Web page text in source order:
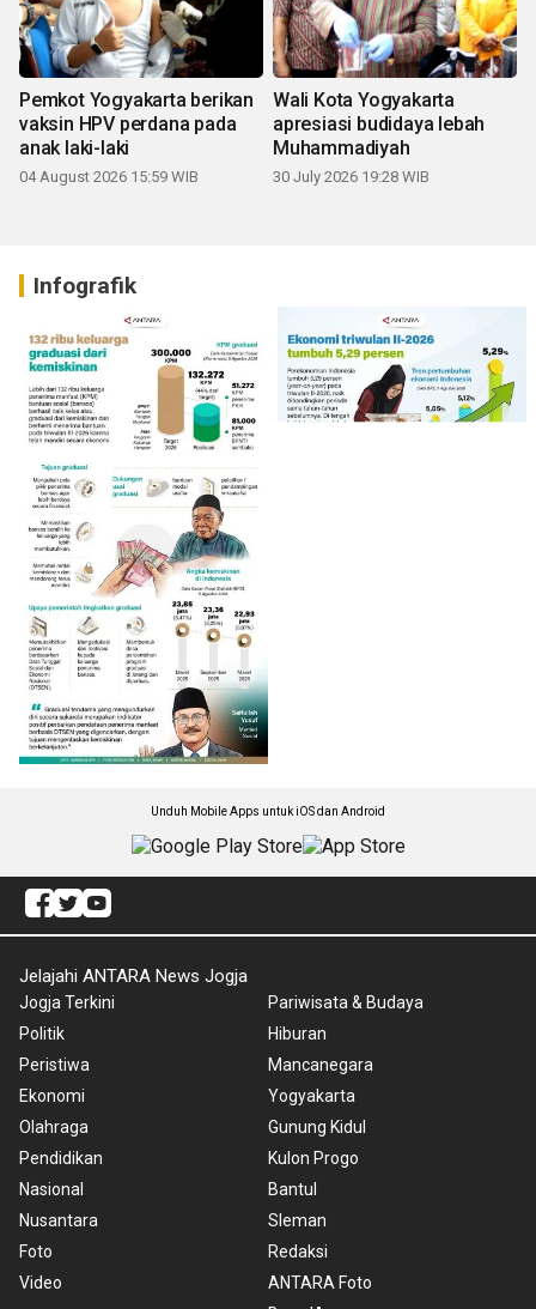
Pemkot Yogyakarta berikan
vaksin HPV perdana pada
anak laki-laki
04 August 2026 15:59 WIB
Wali Kota Yogyakarta
apresiasi budidaya lebah
Muhammadiyah
30 July 2026 19:28 WIB
Infografik
Unduh Mobile Apps untuk iOS dan Android
Jelajahi ANTARA News Jogja
Jogja Terkini
Politik
Peristiwa
Ekonomi
Olahraga
Pendidikan
Nasional
Nusantara
Foto
Video
Pariwisata & Budaya
Hiburan
Mancanegara
Yogyakarta
Gunung Kidul
Kulon Progo
Bantul
Sleman
Redaksi
ANTARA Foto